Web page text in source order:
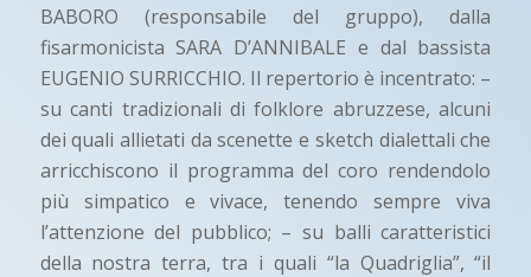
BABORO (responsabile del gruppo), dalla
fisarmonicista SARA D’ANNIBALE e dal bassista
EUGENIO SURRICCHIO. Il repertorio è incentrato: –
su canti tradizionali di folklore abruzzese, alcuni
dei quali allietati da scenette e sketch dialettali che
arricchiscono il programma del coro rendendolo
più simpatico e vivace, tenendo sempre viva
l’attenzione del pubblico; – su balli caratteristici
della nostra terra, tra i quali “la Quadriglia”, “il